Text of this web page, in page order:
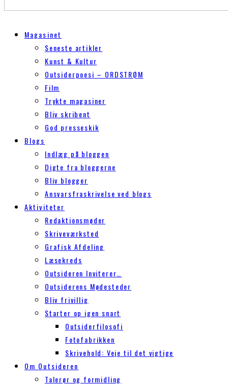
Magasinet
Seneste artikler
Kunst & Kultur
Outsiderpoesi – ORDSTRØM
Film
Trykte magasiner
Bliv skribent
God presseskik
Blogs
Indlæg på bloggen
Digte fra bloggerne
Bliv blogger
Ansvarsfraskrivelse ved blogs
Aktiviteter
Redaktionsmøder
Skriveværksted
Grafisk Afdeling
Læsekreds
Outsideren Inviterer…
Outsiderens Mødesteder
Bliv frivillig
Starter op igen snart
Outsiderfilosofi
Fotofabrikken
Skrivehold: Veje til det vigtige
Om Outsideren
Talerør og formidling